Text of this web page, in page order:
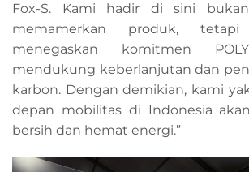
Fox-S. Kami hadir di sini
memamerkan produk,
menegaskan komitmen
mendukung keberlanjutan dan
karbon. Dengan demikian, kami
depan mobilitas di Indonesia
bersih dan hemat energi.”